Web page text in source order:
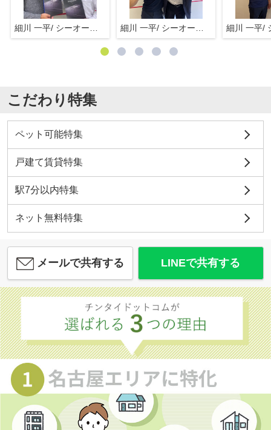
こだわり特集
ペット可能特集
戸建て賃貸特集
駅7分以内特集
ネット無料特集
メールで共有する LINEで共有する